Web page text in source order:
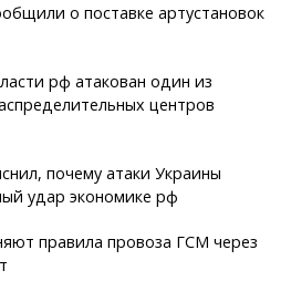
о поставке артустановок
рф атакован один из
центров
почему атаки Украины
удар экономике рф
правила провоза ГСМ через